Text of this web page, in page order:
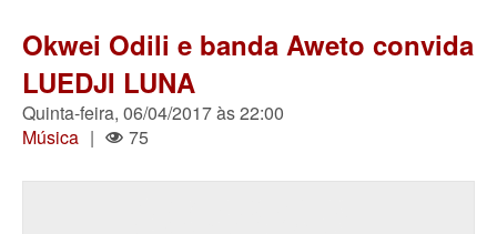
Okwei Odili e banda Aweto convida
LUEDJI LUNA
Quinta-feira, 06/04/2017 às 22:00
Música | 75